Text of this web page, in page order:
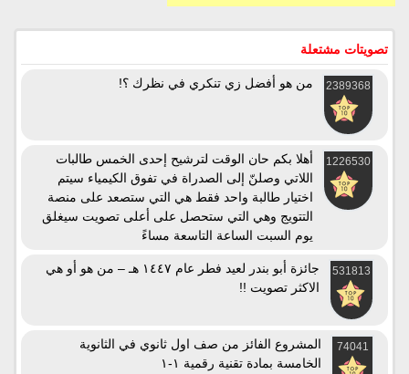
تصويتات مشتعلة
2389368 من هو أفضل زي تنكري في نظرك ؟!
1226530
أهلا بكم حان الوقت لترشيح إحدى الخمس طالبات
اللاتي وصلنّ إلى الصدراة في تفوق الكيمياء سيتم
اختيار طالبة واحد فقط هي التي ستصعد على منصة
التتويج وهي التي ستحصل على أعلى تصويت سيغلق
يوم السبت الساعة التاسعة مساءً
531813
جائزة أبو بندر لعيد فطر عام ١٤٤٧ هـ – من هو أو هي
الاكثر تصويت !!
74041
المشروع الفائز من صف اول ثانوي في الثانوية
الخامسة بمادة تقنية رقمية ١-١